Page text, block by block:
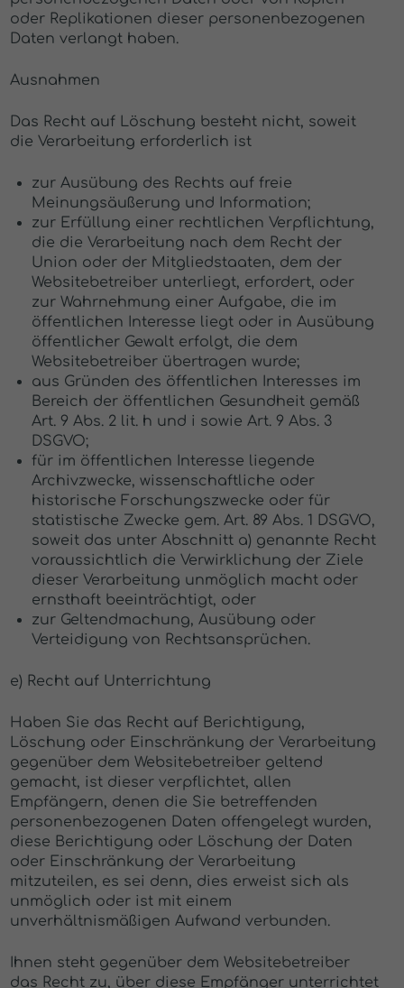
oder Replikationen dieser personenbezogenen
Daten verlangt haben.
Ausnahmen
Das Recht auf Löschung besteht nicht, soweit
die Verarbeitung erforderlich ist
zur Ausübung des Rechts auf freie
Meinungsäußerung und Information;
zur Erfüllung einer rechtlichen Verpflichtung,
die die Verarbeitung nach dem Recht der
Union oder der Mitgliedstaaten, dem der
Websitebetreiber unterliegt, erfordert, oder
zur Wahrnehmung einer Aufgabe, die im
öffentlichen Interesse liegt oder in Ausübung
öffentlicher Gewalt erfolgt, die dem
Websitebetreiber übertragen wurde;
aus Gründen des öffentlichen Interesses im
Bereich der öffentlichen Gesundheit gemäß
Art. 9 Abs. 2 lit. h und i sowie Art. 9 Abs. 3
DSGVO;
für im öffentlichen Interesse liegende
Archivzwecke, wissenschaftliche oder
historische Forschungszwecke oder für
statistische Zwecke gem. Art. 89 Abs. 1 DSGVO,
soweit das unter Abschnitt a) genannte Recht
voraussichtlich die Verwirklichung der Ziele
dieser Verarbeitung unmöglich macht oder
ernsthaft beeinträchtigt, oder
zur Geltendmachung, Ausübung oder
Verteidigung von Rechtsansprüchen.
e) Recht auf Unterrichtung
Haben Sie das Recht auf Berichtigung,
Löschung oder Einschränkung der Verarbeitung
gegenüber dem Websitebetreiber geltend
gemacht, ist dieser verpflichtet, allen
Empfängern, denen die Sie betreffenden
personenbezogenen Daten offengelegt wurden,
diese Berichtigung oder Löschung der Daten
oder Einschränkung der Verarbeitung
mitzuteilen, es sei denn, dies erweist sich als
unmöglich oder ist mit einem
unverhältnismäßigen Aufwand verbunden.
Ihnen steht gegenüber dem Websitebetreiber
das Recht zu, über diese Empfänger unterrichtet